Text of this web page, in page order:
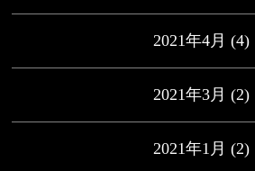
2021年4月 (4)
2021年3月 (2)
2021年1月 (2)